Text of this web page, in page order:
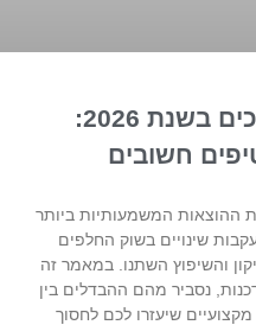
החלפת תיבת הילוכים בשנת 2026:
חשובים
המשמעותיות ביותר
הרכב. בשנת 2026, בעקבות שינויים בשוק החלפים
והשיפוץ השתנו. במאמר זה
נסביר מהם ההבדלים בין
שיעזרו לכם לחסוך